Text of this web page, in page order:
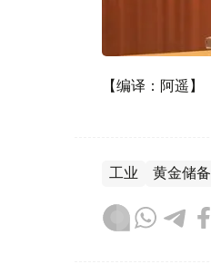
【编译：阿遥】
工业 黄金储备